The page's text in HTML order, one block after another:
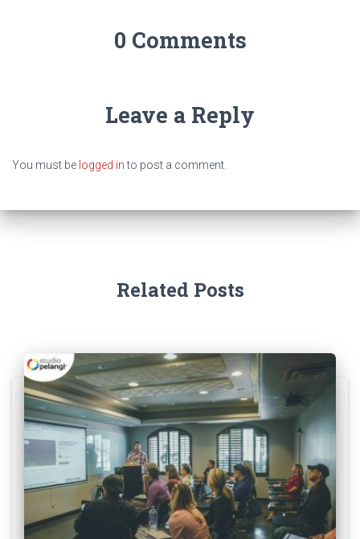
0 Comments
Leave a Reply
You must be logged into post a comment.
Related Posts